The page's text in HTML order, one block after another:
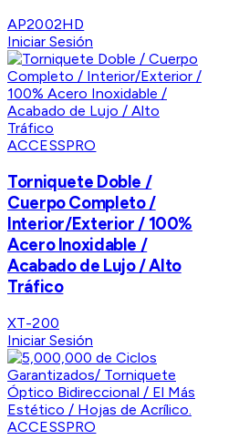
AP2002HD
Iniciar Sesión
ACCESSPRO
Torniquete Doble /
Cuerpo Completo /
Interior/Exterior / 100%
Acero Inoxidable /
Acabado de Lujo / Alto
Tráfico
XT-200
Iniciar Sesión
ACCESSPRO